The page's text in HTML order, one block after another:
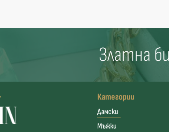
Златна
Категории
Дамски
Мъжки